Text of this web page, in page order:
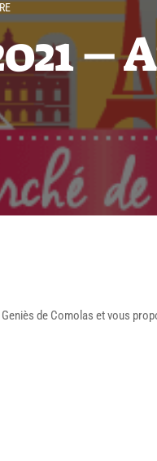
–
de Comolas et vous